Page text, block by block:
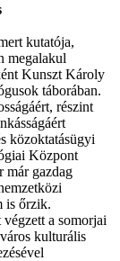
kutatója,
megalakul
Kunszt Károly
táborában.
részint
közoktatásügyi
Központ
már gazdag
is őrzik.
a somorjai
kulturális